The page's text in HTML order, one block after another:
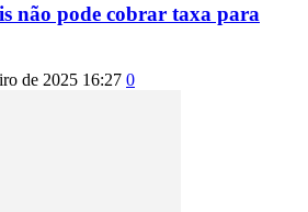
não pode cobrar taxa para
de 2025 16:27 0